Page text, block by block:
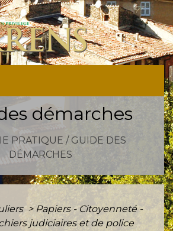
démarches
PRATIQUE /GUIDE DES
DÉMARCHES
> Papiers - Citoyenneté -
judiciaires et de police